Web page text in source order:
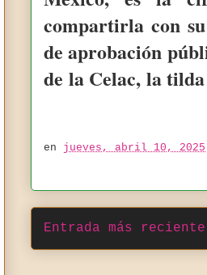
compartirla con
de aprobación
de la Celac, la
en jueves, abril 10, 2025
Entrada más reciente